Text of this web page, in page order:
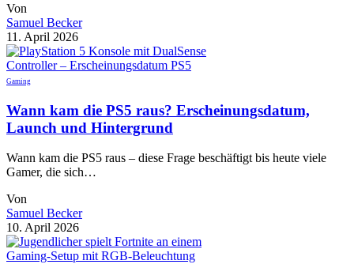
Von
Samuel Becker
11. April 2026
Gaming
Wann kam die PS5 raus? Erscheinungsdatum,
Launch und Hintergrund
Wann kam die PS5 raus – diese Frage beschäftigt bis heute viele
Gamer, die sich…
Von
Samuel Becker
10. April 2026